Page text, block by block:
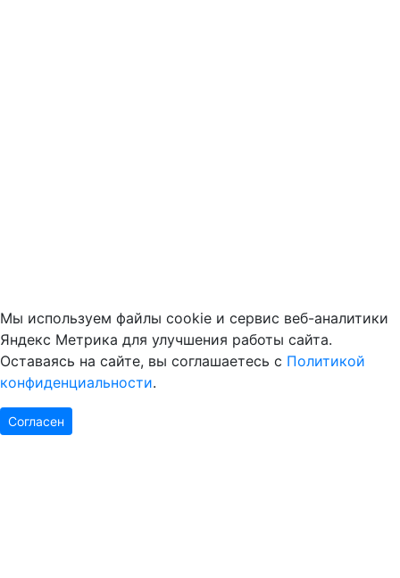
Мы используем файлы cookie и сервис веб-аналитики
Яндекс Метрика для улучшения работы сайта.
Оставаясь на сайте, вы соглашаетесь с Политикой
конфиденциальности.
Согласен